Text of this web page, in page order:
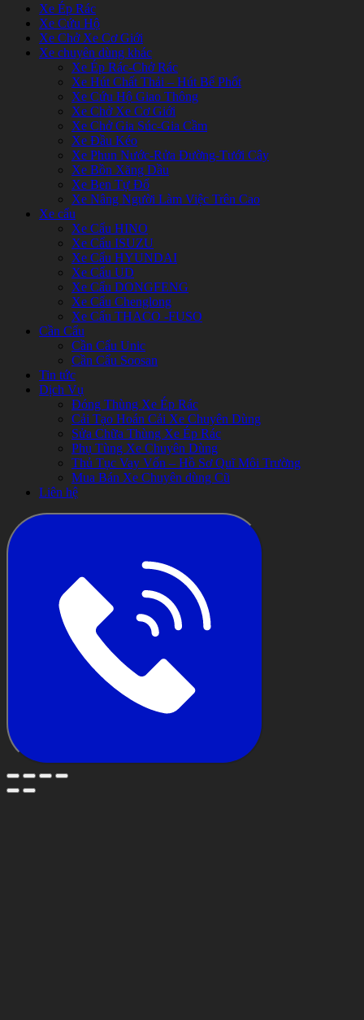
Xe Ép Rác
Xe Cứu Hộ
Xe Chở Xe Cơ Giới
Xe chuyên dùng khác
Xe Ép Rác-Chở Rác
Xe Hút Chất Thải – Hút Bể Phốt
Xe Cứu Hộ Giao Thông
Xe Chở Xe Cơ Giới
Xe Chở Gia Súc-Gia Cầm
Xe Đầu Kéo
Xe Phun Nước-Rửa Đường-Tưới Cây
Xe Bồn Xăng Dầu
Xe Ben Tự Đổ
Xe Nâng Người Làm Việc Trên Cao
Xe cẩu
Xe Cẩu HINO
Xe Cẩu ISUZU
Xe Cẩu HYUNDAI
Xe Cẩu UD
Xe Cẩu DONGFENG
Xe Cẩu Chenglong
Xe Cẩu THACO -FUSO
Cần Cẩu
Cần Cẩu Unic
Cần Cẩu Soosan
Tin tức
Dịch Vụ
Đóng Thùng Xe Ép Rác
Cải Tạo Hoán Cải Xe Chuyên Dùng
Sửa Chữa Thùng Xe Ép Rác
Phụ Tùng Xe Chuyên Dùng
Thủ Tục Vay Vốn – Hồ Sơ Quĩ Môi Trường
Mua Bán Xe Chuyên dùng Cũ
Liên hệ